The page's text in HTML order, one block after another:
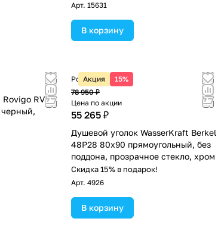
Арт. 15631
В корзину
RV-
Акция 15%
Розничная цена
78 950 ₽
Цена по акции
55 265 ₽
Душевой уголок WasserKraft Berkel
48P28 80х90 прямоугольный, без
поддона, прозрачное стекло, хром
Скидка 15% в подарок!
Арт. 4926
В корзину